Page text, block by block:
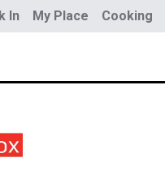
In My Place Cooking